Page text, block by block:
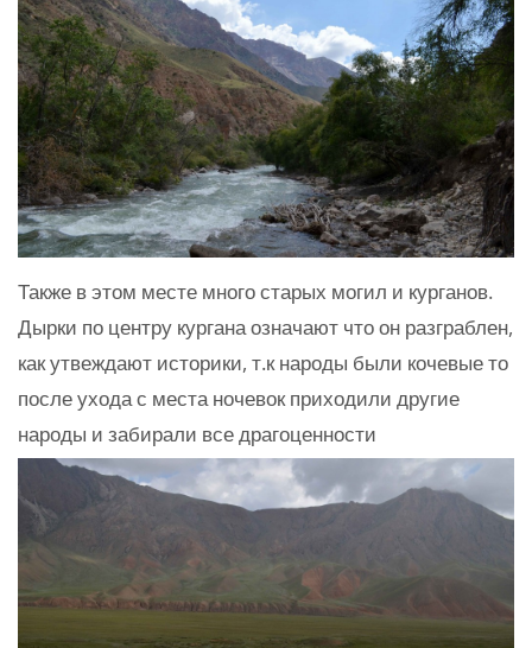
Также в этом месте много старых могил и курганов.
Дырки по центру кургана означают что он разграблен,
как утвеждают историки, т.к народы были кочевые то
после ухода с места ночевок приходили другие
народы и забирали все драгоценности